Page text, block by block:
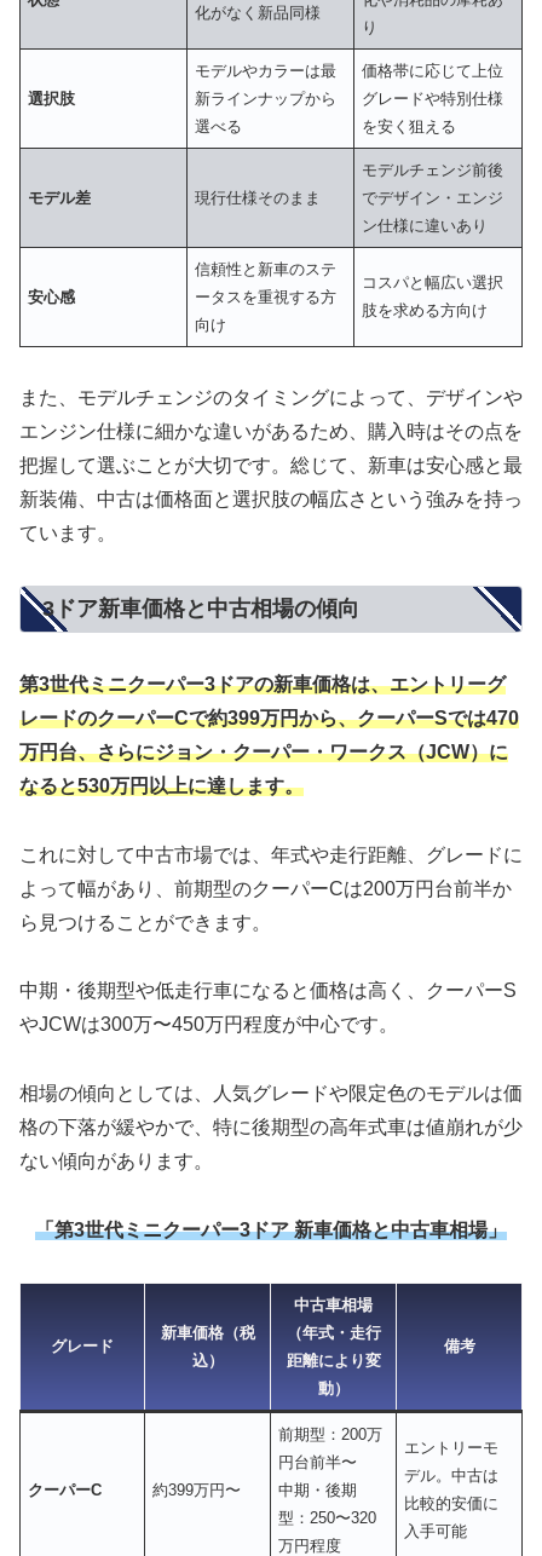
化がなく新品同様
り
選択肢
モデルやカラーは最
新ラインナップから
選べる
価格帯に応じて上位
グレードや特別仕様
を安く狙える
モデル差 現行仕様そのまま
モデルチェンジ前後
でデザイン・エンジ
ン仕様に違いあり
安心感
信頼性と新車のステ
ータスを重視する方
向け
コスパと幅広い選択
肢を求める方向け
また、モデルチェンジのタイミングによって、デザインや
エンジン仕様に細かな違いがあるため、購入時はその点を
把握して選ぶことが大切です。総じて、新車は安心感と最
新装備、中古は価格面と選択肢の幅広さという強みを持っ
ています。
3ドア新車価格と中古相場の傾向
第3世代ミニクーパー3ドアの新車価格は、エントリーグ
レードのクーパーCで約399万円から、クーパーSでは470
万円台、さらにジョン・クーパー・ワークス（JCW）に
なると530万円以上に達します。
これに対して中古市場では、年式や走行距離、グレードに
よって幅があり、前期型のクーパーCは200万円台前半か
ら見つけることができます。
中期・後期型や低走行車になると価格は高く、クーパーS
やJCWは300万〜450万円程度が中心です。
相場の傾向としては、人気グレードや限定色のモデルは価
格の下落が緩やかで、特に後期型の高年式車は値崩れが少
ない傾向があります。
「第3世代ミニクーパー3ドア 新車価格と中古車相場」
グレード
新車価格（税
込）
中古車相場
（年式・走行
距離により変
動）
備考
クーパーC 約399万円〜
前期型：200万
円台前半〜
中期・後期
型：250〜320
万円程度
エントリーモ
デル。中古は
比較的安価に
入手可能